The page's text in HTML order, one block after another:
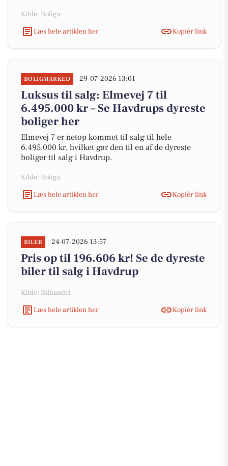
Kilde: Boliga
Læs hele artiklen her
Kopiér link
BOLIGMARKED 29-07-2026 13:01
Luksus til salg: Elmevej 7 til
6.495.000 kr – Se Havdrups dyreste
boliger her
Elmevej 7 er netop kommet til salg til hele
6.495.000 kr, hvilket gør den til en af de dyreste
boliger til salg i Havdrup.
Kilde: Boliga
Læs hele artiklen her
Kopiér link
BILER 24-07-2026 13:57
Pris op til 196.606 kr! Se de dyreste
biler til salg i Havdrup
Kilde: Bilhandel
Læs hele artiklen her
Kopiér link